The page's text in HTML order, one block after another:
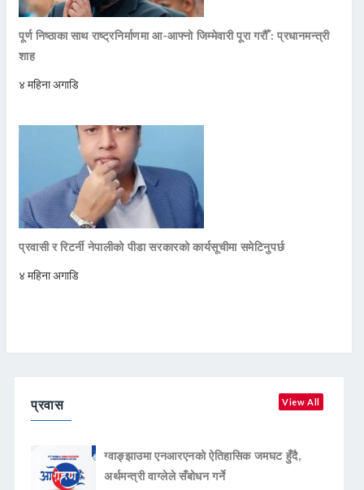
पूर्ण निष्ठाका साथ राष्ट्रनिर्माणमा आ-आफ्नो जिम्मेवारी पूरा गरौँ : प्रधानमन्त्री
शाह
४ महिना अगाडि
प्रवासी र रिटर्नी नेपालीको पीडा सरकारको कार्यसूचीमा समेटिनुपर्छ
४ महिना अगाडि
प्रवास View All
ग्वाङ्झाउमा एनआरएनको ऐतिहासिक जमघट हुँदै,
अर्थमन्त्री वाग्लेले सँबोधन गर्ने